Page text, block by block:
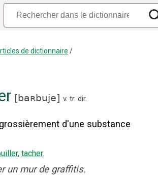
de dictionnaire /
[baʀbuje] v. tr. dir.
d'une substance
, tacher.
un mur de graffitis.